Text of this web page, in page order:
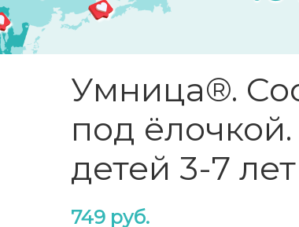
Умница®.
под
детей 3-7 лет
749 руб.